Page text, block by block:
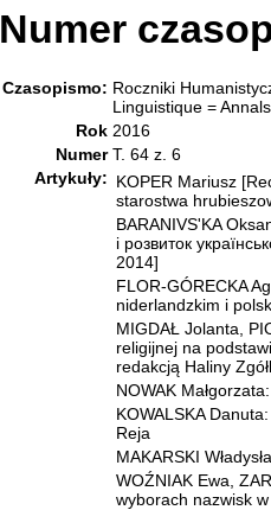
Numer
Czasopismo: Roczniki
Linguistique =
Rok 2016
Numer T. 64 z. 6
Artykuły: KOPER Mariusz
starostwa
BARANIVS'KA
і розвиток
2014]
FLOR-GÓRECKA
niderlandzkim i
MIGDAŁ Jolanta,
religijnej na
redakcją Haliny
NOWAK
KOWALSKA
Reja
MAKARSKI
WOŹNIAK Ewa,
wyborach nazwisk